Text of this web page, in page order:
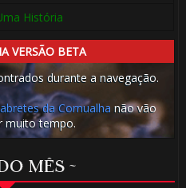
História
VERSÃO BETA
durante a navegação.
da Cornualha não vão
muito tempo.
MÊS ~